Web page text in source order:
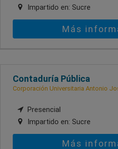
Impartido en: Sucre
Más
Contaduría Pública
Corporación Universitaria Antonio
Presencial
Impartido en: Sucre
Más